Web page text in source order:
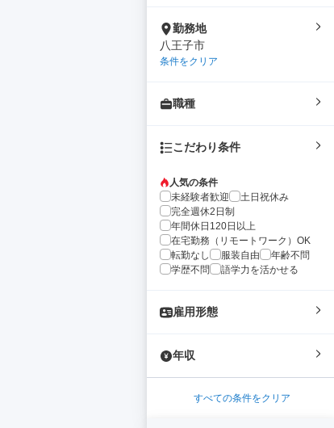
勤務地
八王子市
条件をクリア
職種
こだわり条件
人気の条件
未経験者歓迎
土日祝休み
完全週休2日制
年間休日120日以上
在宅勤務（リモートワーク）OK
転勤なし
服装自由
年齢不問
学歴不問
語学力を活かせる
雇用形態
年収
すべての条件をクリア